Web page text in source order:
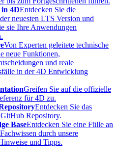
4DEntdecken Sie die
neuesten LTS Version und
sie Ihre Anwendungen
Von Experten geleitete technische
neue Funktionen,
und reale
in der 4D Entwicklung
Greifen Sie auf die offizielle
für 4D zu.
Entdecken Sie das
Repository.
BaseEntdecken Sie eine Fülle an
durch unsere
und Tipps.